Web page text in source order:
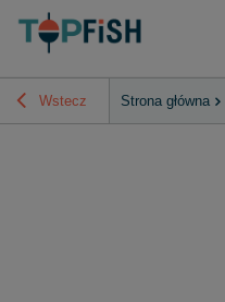
Wstecz Strona główna